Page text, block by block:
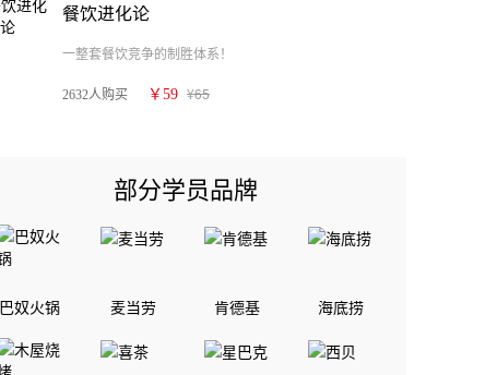
餐饮进化论
一整套餐饮竞争的制胜体系！
2632人购买 ￥59 ¥65
部分学员品牌
巴奴火锅 麦当劳 肯德基 海底捞